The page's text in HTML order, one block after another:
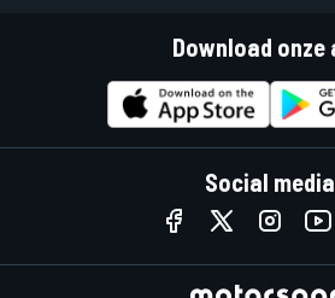
Download onze
Social media